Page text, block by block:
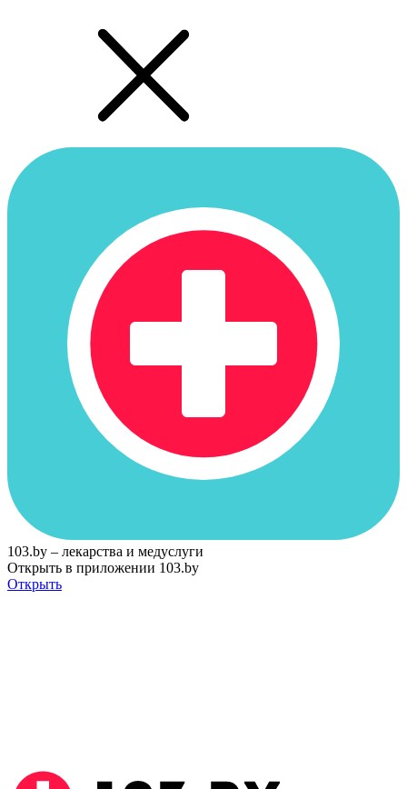
103.by – лекарства и медуслуги
Открыть в приложении 103.by
Открыть